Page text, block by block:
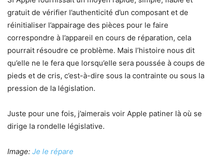
gratuit de vérifier l’authenticité d’un composant et de
réinitialiser l’appairage des pièces pour le faire
correspondre à l’appareil en cours de réparation, cela
pourrait résoudre ce problème. Mais l’histoire nous dit
qu’elle ne le fera que lorsqu’elle sera poussée à coups de
pieds et de cris, c’est-à-dire sous la contrainte ou sous la
pression de la législation.
Juste pour une fois, j’aimerais voir Apple patiner là où se
dirige la rondelle législative.
Image: Je le répare